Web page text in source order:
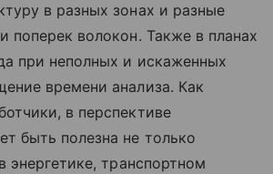
в разных зонах и разные
поперек волокон. Также в планах
при неполных и искаженных
времени анализа. Как
в перспективе
быть полезна не только
энергетике, транспортном